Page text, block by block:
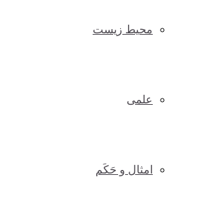
محیط زیست
علمی
امثال و حَکَم